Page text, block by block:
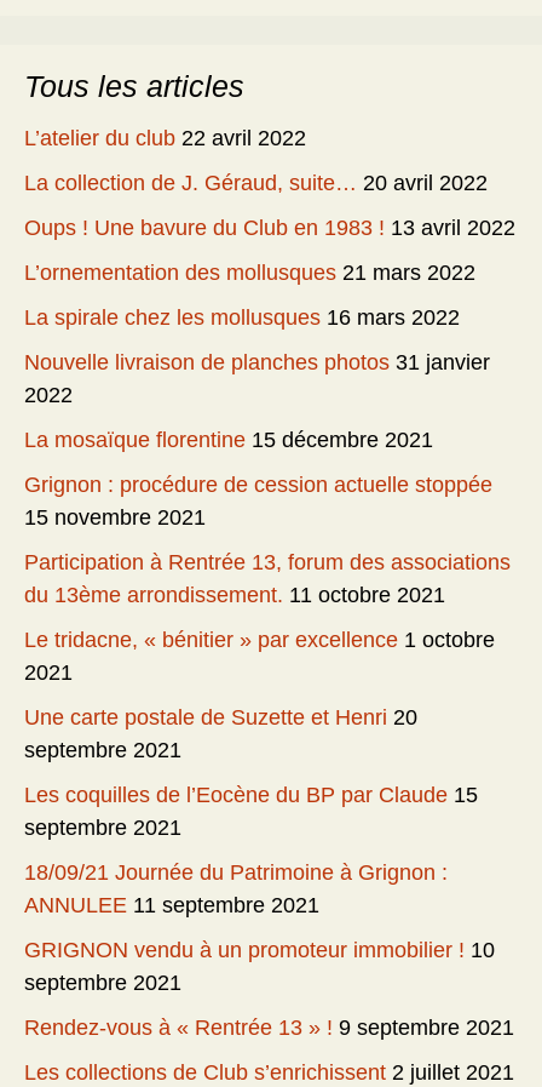
Tous les articles
L’atelier du club 22 avril 2022
La collection de J. Géraud, suite… 20 avril 2022
Oups ! Une bavure du Club en 1983 ! 13 avril 2022
L’ornementation des mollusques 21 mars 2022
La spirale chez les mollusques 16 mars 2022
Nouvelle livraison de planches photos 31 janvier
2022
La mosaïque florentine 15 décembre 2021
Grignon : procédure de cession actuelle stoppée
15 novembre 2021
Participation à Rentrée 13, forum des associations
du 13ème arrondissement. 11 octobre 2021
Le tridacne, « bénitier » par excellence 1 octobre
2021
Une carte postale de Suzette et Henri 20
septembre 2021
Les coquilles de l’Eocène du BP par Claude 15
septembre 2021
18/09/21 Journée du Patrimoine à Grignon :
ANNULEE 11 septembre 2021
GRIGNON vendu à un promoteur immobilier ! 10
septembre 2021
Rendez-vous à « Rentrée 13 » ! 9 septembre 2021
Les collections de Club s’enrichissent 2 juillet 2021